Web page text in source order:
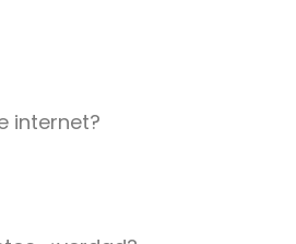
internet?